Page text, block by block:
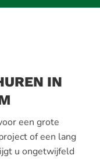
IN
een grote
of een lang
u ongetwijfeld